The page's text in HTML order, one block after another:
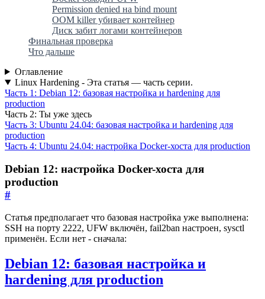
Permission denied на bind mount
OOM killer убивает контейнер
Диск забит логами контейнеров
Финальная проверка
Что дальше
Оглавление
Linux Hardening - Эта статья — часть серии.
Часть 1: Debian 12: базовая настройка и hardening для
production
Часть 2: Ты уже здесь
Часть 3: Ubuntu 24.04: базовая настройка и hardening для
production
Часть 4: Ubuntu 24.04: настройка Docker-хоста для production
Debian 12: настройка Docker-хоста для
production
#
Статья предполагает что базовая настройка уже выполнена:
SSH на порту 2222, UFW включён, fail2ban настроен, sysctl
применён. Если нет - сначала:
Debian 12: базовая настройка и
hardening для production